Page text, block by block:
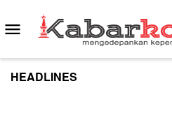
to
content
Mobile
Menu
HEADLINES